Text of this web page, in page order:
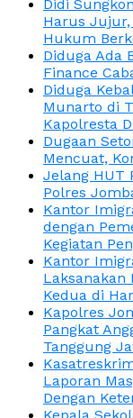
Didi
Harus
Hukum
Diduga Ada
Finance
Diduga
Munarto di
Kapolresta
Dugaan
Mencuat,
Jelang HUT
Polres
Kantor
dengan
Kegiatan
Kantor
Laksanakan
Kedua di
Kapolres
Pangkat
Tanggung
Laporan
Dengan